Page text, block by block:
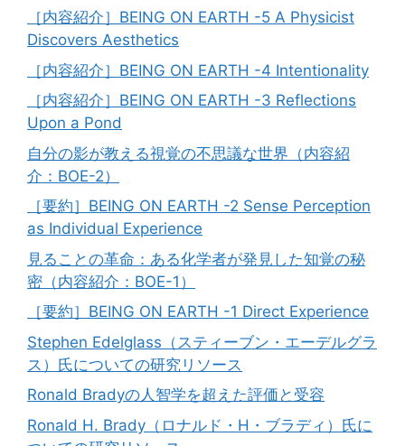
［内容紹介］BEING ON EARTH -5 A Physicist
Discovers Aesthetics
［内容紹介］BEING ON EARTH -4 Intentionality
［内容紹介］BEING ON EARTH -3 Reflections
Upon a Pond
自分の影が教える視覚の不思議な世界（内容紹
介：BOE-2）
［要約］BEING ON EARTH -2 Sense Perception
as Individual Experience
見ることの革命：ある化学者が発見した知覚の秘
密（内容紹介：BOE-1）
［要約］BEING ON EARTH -1 Direct Experience
Stephen Edelglass（スティーブン・エーデルグラ
ス）氏についての研究リソース
Ronald Bradyの人智学を超えた評価と受容
Ronald H. Brady（ロナルド・H・ブラディ）氏に